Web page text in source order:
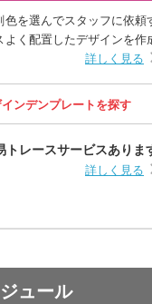
を選んでスタッフに依頼
く配置したデザインを作
詳しく見る
ンデンプレートを探す
トレースサービスありま
詳しく見る
ュール